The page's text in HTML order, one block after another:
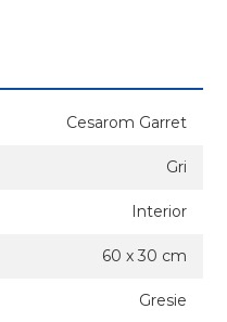
Cesarom Garret
Gri
Interior
60 x 30 cm
Gresie